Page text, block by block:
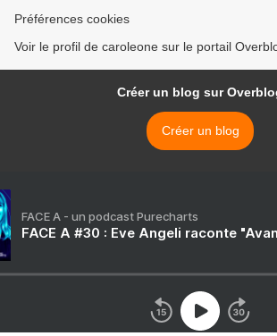
Préférences cookies
Voir le profil de caroleone sur le portail
Créer un blog sur
Créer un blog
FACE A - un podcast Purecharts
FACE A #30 : Eve Angeli raconte